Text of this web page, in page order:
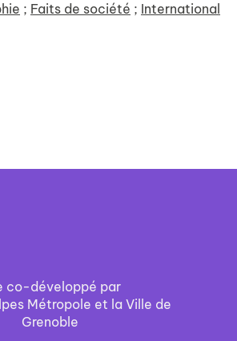
; Faits de société ; International
co-développé par
Métropole et la Ville de
Grenoble